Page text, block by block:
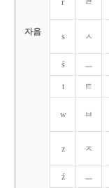
자음
r ㄹ
s ㅅ
ś ㅡ
t ㅌ
w ㅂ
z ㅈ
ź ㅡ